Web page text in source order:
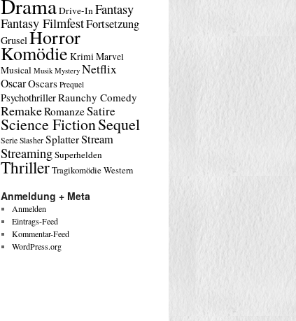
DramaDrive-InFantasy
Fantasy FilmfestFortsetzung
GruselHorror
Komödie KrimiMarvel
Musical Musik Mystery Netflix
OscarOscars Prequel
PsychothrillerRaunchy Comedy
RemakeRomanzeSatire
Science FictionSequel
Serie Slasher SplatterStream
StreamingSuperhelden
ThrillerTragikomödieWestern
Anmeldung + Meta
Anmelden
Eintrags-Feed
Kommentar-Feed
WordPress.org